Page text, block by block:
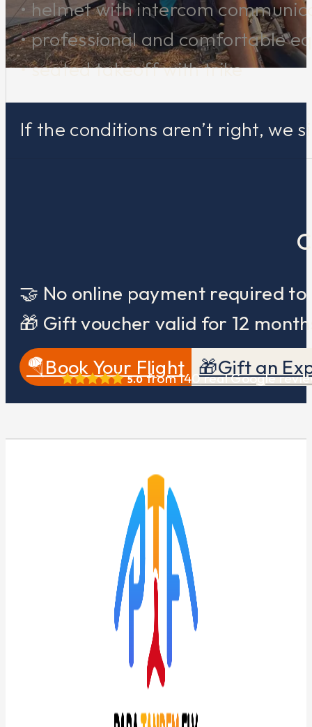
• helmet with intercom
• professional and comfortable
• seated takeoff with trike
If the conditions aren’t right, we
🤝 No online payment required to
🎁 Gift voucher valid for 12
🪂Book Your Flight
🎁Gift an
5.0from140real Google